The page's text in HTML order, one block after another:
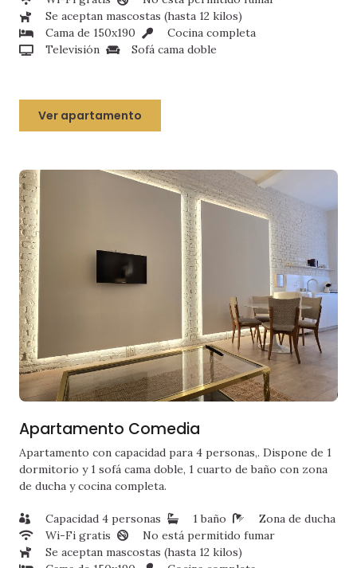
Se aceptan mascostas (hasta 12 kilos)
Cama de 150x190
Cocina completa
Televisión
Sofá cama doble
Ver apartamento
Apartamento Comedia
Apartamento con capacidad para 4 personas,. Dispone de 1
dormitorio y 1 sofá cama doble, 1 cuarto de baño con zona
de ducha y cocina completa.
Capacidad 4 personas 1 baño
Zona de ducha
Wi-Fi gratis
No está permitido fumar
Se aceptan mascostas (hasta 12 kilos)